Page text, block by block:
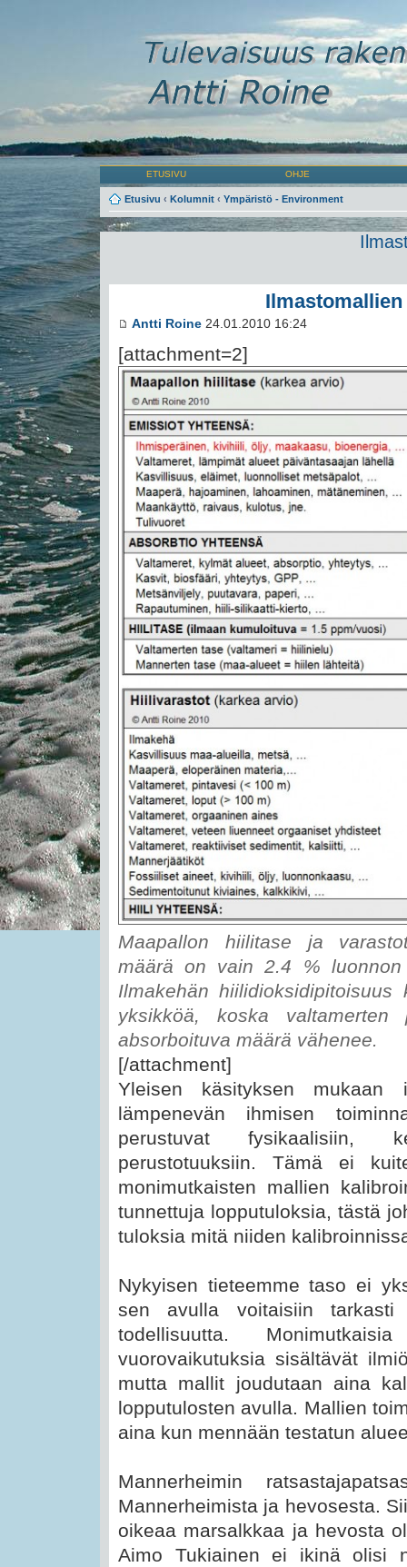
ETUSIVU OHJE
Etusivu ‹ Kolumnit ‹ Ympäristö - Environment
Antti Roine 24.01.2010 16:24
[attachment=2]
Maapallon hiilitase ja
määrä on vain 2.4 % luonnon
Ilmakehän
yksikköä, koska valtamerten
absorboituva määrä vähenee.
[/attachment]
Yleisen käsityksen mukaan
lämpenevän ihmisen
perustuvat fysikaalisiin,
perustotuuksiin. Tämä ei
monimutkaisten mallien
tunnettuja lopputuloksia, tästä
tuloksia mitä niiden
Nykyisen tieteemme taso ei
sen avulla voitaisiin tarkasti
todellisuutta.
vuorovaikutuksia sisältävät
mutta mallit joudutaan aina
lopputulosten avulla. Mallien
aina kun mennään testatun
Mannerheimin
Mannerheimista ja hevosesta.
oikeaa marsalkkaa ja hevosta
Aimo Tukiainen ei ikinä olisi